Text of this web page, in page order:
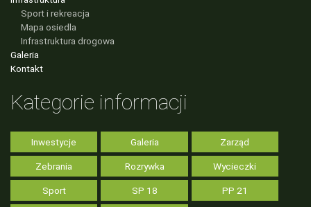
Sport i rekreacja
Mapa osiedla
Infrastruktura drogowa
Galeria
Kontakt
Kategorie informacji
Inwestycje Galeria Zarząd
Zebrania Rozrywka Wycieczki
Sport SP 18 PP 21